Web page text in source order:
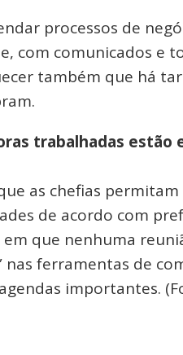
processos de
com comunicados e
também que há
trabalhadas estão
as chefias
de acordo com
que nenhuma
ferramentas de
importantes.